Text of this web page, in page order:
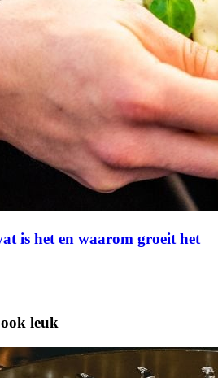
is het en waarom groeit het
leuk